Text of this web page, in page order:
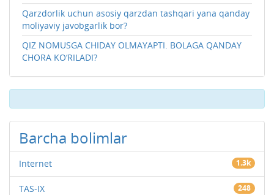
Qarzdorlik uchun asosiy qarzdan tashqari yana qanday
moliyaviy javobgarlik bor?
QIZ NOMUSGA CHIDAY OLMAYAPTI. BOLAGA QANDAY
CHORA KO‘RILADI?
Barcha bolimlar
Internet 1.3k
TAS-IX 248